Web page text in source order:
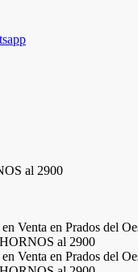
al 2900